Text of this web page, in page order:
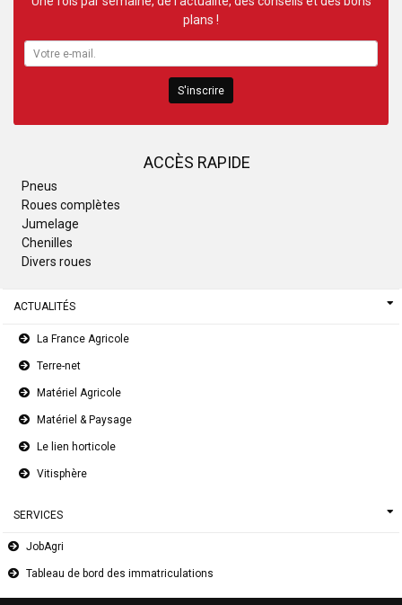
ACCÈS RAPIDE
Pneus
Roues complètes
Jumelage
Chenilles
Divers roues
plans !
S'inscrire
ACTUALITÉS
La France Agricole
Terre-net
Matériel Agricole
Matériel & Paysage
Le lien horticole
Vitisphère
SERVICES
JobAgri
Tableau de bord des immatriculations